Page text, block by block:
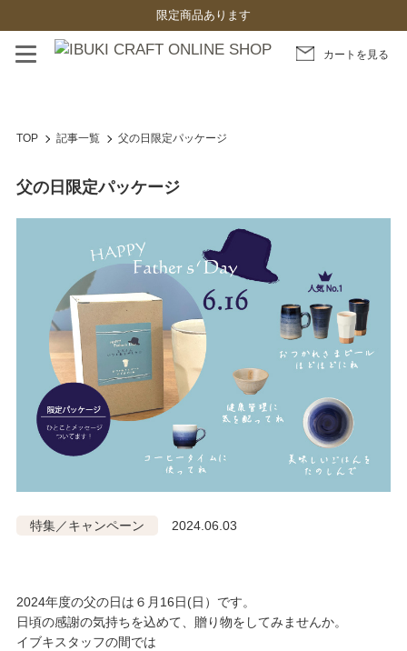
限定商品あります
カートを見る
TOP 記事一覧 父の日限定パッケージ
父の日限定パッケージ
特集／キャンペーン 2024.06.03
2024年度の父の日は６月16日(日）です。
日頃の感謝の気持ちを込めて、贈り物をしてみませんか。
イブキスタッフの間では